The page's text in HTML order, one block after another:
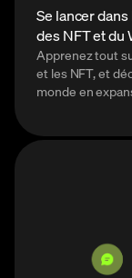
Se lancer
des NFT et du
Apprenez tout
et les NFT, et
monde en